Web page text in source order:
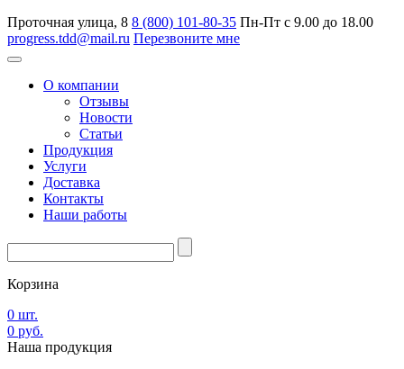
Проточная улица, 8 8 (800) 101-80-35 Пн-Пт с 9.00 до 18.00
progress.tdd@mail.ru Перезвоните мне
О компании
Отзывы
Новости
Статьи
Продукция
Услуги
Доставка
Контакты
Наши работы
Корзина
0 шт.
0 руб.
Наша продукция